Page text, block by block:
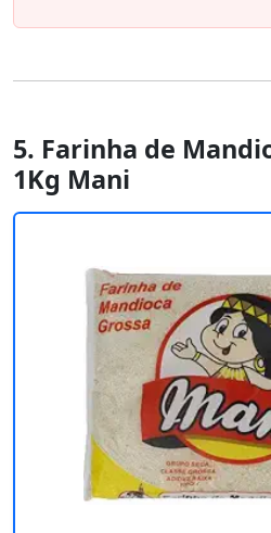
5. Farinha de
1Kg Mani